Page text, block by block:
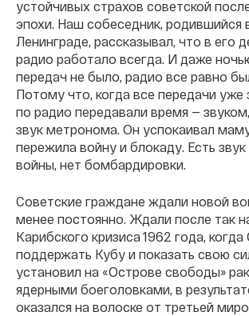
устойчивых страхов советской
эпохи. Наш собеседник, родившийся
Ленинграде, рассказывал, что в его
радио работало всегда. И даже
передач не было, радио все равно
Потому что, когда все передачи уже
по радио передавали время —
звук метронома. Он успокаивал
пережила войну и блокаду. Есть
войны, нет бомбардировки.
Советские граждане ждали новой
менее постоянно. Ждали после так
Карибского кризиса 1962 года,
поддержать Кубу и показать свою
установил на «Острове свободы»
ядерными боеголовками, в
оказался на волоске от третьей